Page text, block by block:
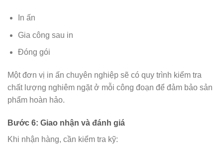
In ấn
Gia công sau in
Đóng gói
Một đơn vị in ấn chuyên nghiệp sẽ có quy trình kiểm tra
chất lượng nghiêm ngặt ở mỗi công đoạn để đảm bảo sản
phẩm hoàn hảo.
Bước 6: Giao nhận và đánh giá
Khi nhận hàng, cần kiểm tra kỹ: